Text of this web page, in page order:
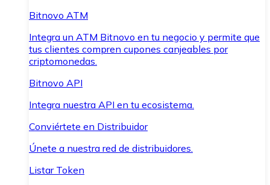
Bitnovo ATM
Integra un ATM Bitnovo en tu negocio y permite que
tus clientes compren cupones canjeables por
criptomonedas.
Bitnovo API
Integra nuestra API en tu ecosistema.
Conviértete en Distribuidor
Únete a nuestra red de distribuidores.
Listar Token